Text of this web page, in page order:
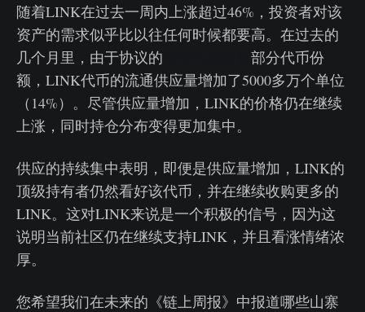
随着LINK在过去一周内上涨超过46%，投资者对该
资产的需求似乎比以往任何时候都要高。在过去的
几个月里，由于协议的
部分代币份
额，LINK代币的流通供应量增加了5000多万个单位
（14%）。尽管供应量增加，LINK的价格仍在继续
上涨，同时持仓分布变得更加集中。
供应的持续集中表明，即便是供应量增加，LINK的
顶级持有者仍然看好该代币，并在继续收购更多的
LINK。这对LINK来说是一个积极的信号，因为这
说明当前社区仍在继续支持LINK，并且看涨情绪浓
厚。
您希望我们在未来的《链上周报》中报道哪些山寨